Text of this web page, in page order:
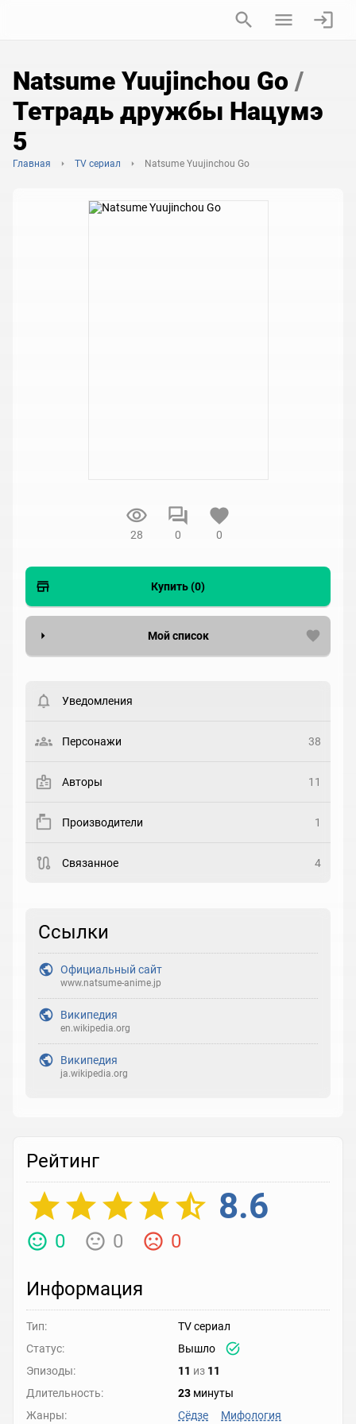
Natsume Yuujinchou Go /
Тетрадь дружбы Нацумэ
5
Главная TV сериал Natsume Yuujinchou Go
28 0 0
Купить (0)
Мой список
Статус
Рейтинг
Реакция
Уведомления
Персонажи 38
Авторы 11
Производители 1
Связанное 4
Ссылки
Официальный сайт
www.natsume-anime.jp
Википедия
en.wikipedia.org
Википедия
ja.wikipedia.org
Рейтинг
8.6
0 0 0
Информация
Тип:
TV сериал
Статус:
Вышло
Эпизоды:
11 из 11
Длительность:
23 минуты
Жанры:
Сёдзе Мифология